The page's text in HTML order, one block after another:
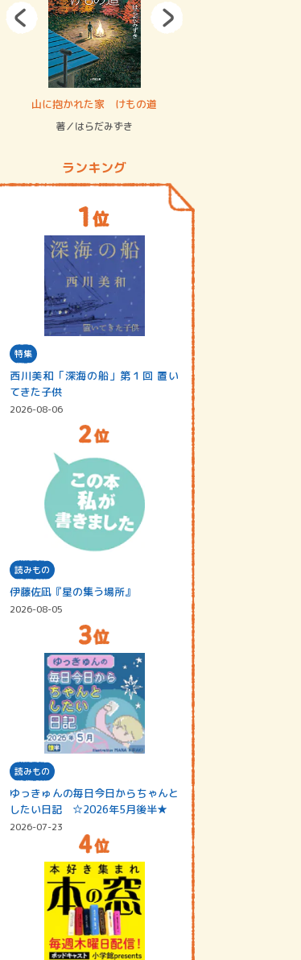
山に抱かれた家 けもの道
著／はらだみずき
ランキング
特集
西川美和「深海の船」第１回 置い
てきた子供
2026-08-06
読みもの
伊藤佐凪『星の集う場所』
2026-08-05
読みもの
ゆっきゅんの毎日今日からちゃんと
したい日記 ☆2026年5月後半★
2026-07-23